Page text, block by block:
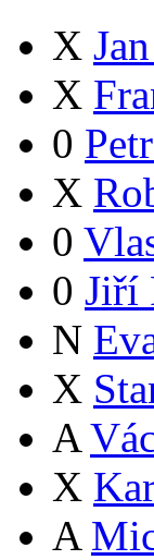
X
X
0
X
0
0 Jiří
N
X
A
X
A